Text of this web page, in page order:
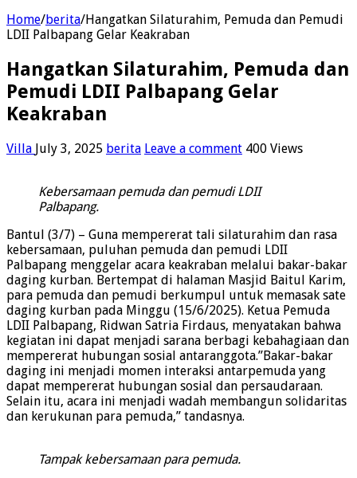
Home/berita/Hangatkan Silaturahim, Pemuda dan Pemudi
LDII Palbapang Gelar Keakraban
Hangatkan Silaturahim, Pemuda dan
Pemudi LDII Palbapang Gelar
Keakraban
Villa July 3, 2025 berita Leave a comment 400 Views
Kebersamaan pemuda dan pemudi LDII
Palbapang.
Bantul (3/7) – Guna mempererat tali silaturahim dan rasa
kebersamaan, puluhan pemuda dan pemudi LDII
Palbapang menggelar acara keakraban melalui bakar-bakar
daging kurban. Bertempat di halaman Masjid Baitul Karim,
para pemuda dan pemudi berkumpul untuk memasak sate
daging kurban pada Minggu (15/6/2025). Ketua Pemuda
LDII Palbapang, Ridwan Satria Firdaus, menyatakan bahwa
kegiatan ini dapat menjadi sarana berbagi kebahagiaan dan
mempererat hubungan sosial antaranggota.”Bakar-bakar
daging ini menjadi momen interaksi antarpemuda yang
dapat mempererat hubungan sosial dan persaudaraan.
Selain itu, acara ini menjadi wadah membangun solidaritas
dan kerukunan para pemuda,” tandasnya.
Tampak kebersamaan para pemuda.